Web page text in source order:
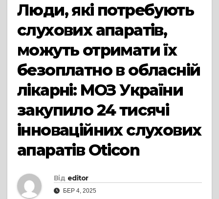
Люди, які потребують
слухових апаратів,
можуть отримати їх
безоплатно в обласній
лікарні: МОЗ України
закупило 24 тисячі
інноваційних слухових
апаратів Oticon
Від editor
БЕР 4, 2025